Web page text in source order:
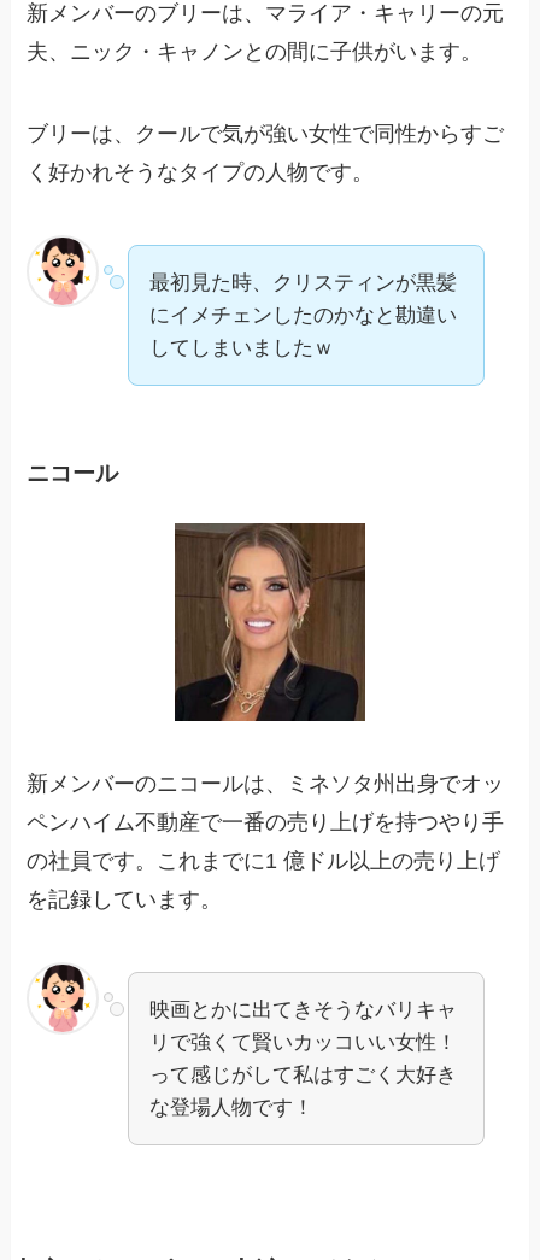
新メンバーのブリーは、マライア・キャリーの元
夫、ニック・キャノンとの間に子供がいます。
ブリーは、クールで気が強い女性で同性からすご
く好かれそうなタイプの人物です。
最初見た時、クリスティンが黒髪
にイメチェンしたのかなと勘違い
してしまいましたｗ
ニコール
新メンバーのニコールは、ミネソタ州出身でオッ
ペンハイム不動産で一番の売り上げを持つやり手
の社員です。これまでに1 億ドル以上の売り上げ
を記録しています。
映画とかに出てきそうなバリキャ
リで強くて賢いカッコいい女性！
って感じがして私はすごく大好き
な登場人物です！